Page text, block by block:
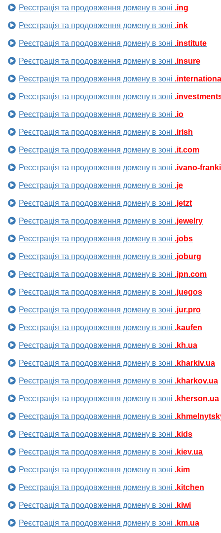
Реєстрація та продовження домену в зоні .ing
Реєстрація та продовження домену в зоні .ink
Реєстрація та продовження домену в зоні .institute
Реєстрація та продовження домену в зоні .insure
Реєстрація та продовження домену в зоні
Реєстрація та продовження домену в зоні
Реєстрація та продовження домену в зоні .io
Реєстрація та продовження домену в зоні .irish
Реєстрація та продовження домену в зоні .it.com
Реєстрація та продовження домену в зоні .ivano-
Реєстрація та продовження домену в зоні .je
Реєстрація та продовження домену в зоні .jetzt
Реєстрація та продовження домену в зоні .jewelry
Реєстрація та продовження домену в зоні .jobs
Реєстрація та продовження домену в зоні .joburg
Реєстрація та продовження домену в зоні .jpn.com
Реєстрація та продовження домену в зоні .juegos
Реєстрація та продовження домену в зоні .jur.pro
Реєстрація та продовження домену в зоні .kaufen
Реєстрація та продовження домену в зоні .kh.ua
Реєстрація та продовження домену в зоні .kharkiv.ua
Реєстрація та продовження домену в зоні .kharkov.ua
Реєстрація та продовження домену в зоні .kherson.ua
Реєстрація та продовження домену в зоні
Реєстрація та продовження домену в зоні .kids
Реєстрація та продовження домену в зоні .kiev.ua
Реєстрація та продовження домену в зоні .kim
Реєстрація та продовження домену в зоні .kitchen
Реєстрація та продовження домену в зоні .kiwi
Реєстрація та продовження домену в зоні .km.ua